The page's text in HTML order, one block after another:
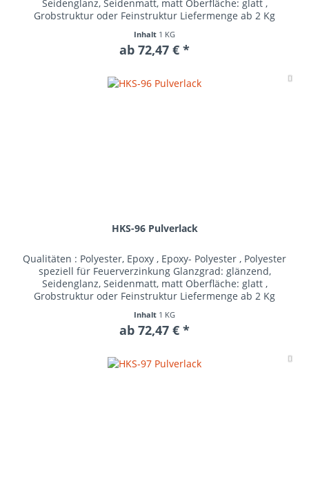
Seidenglanz, Seidenmatt, matt Oberfläche: glatt ,
Grobstruktur oder Feinstruktur Liefermenge ab 2 Kg
Inhalt 1 KG
ab 72,47 € *
HKS-96 Pulverlack
Qualitäten : Polyester, Epoxy , Epoxy- Polyester , Polyester
speziell für Feuerverzinkung Glanzgrad: glänzend,
Seidenglanz, Seidenmatt, matt Oberfläche: glatt ,
Grobstruktur oder Feinstruktur Liefermenge ab 2 Kg
Inhalt 1 KG
ab 72,47 € *